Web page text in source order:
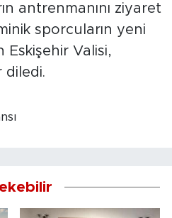
antrenmanını ziyaret
sporcuların yeni
Eskişehir Valisi,
diledi.